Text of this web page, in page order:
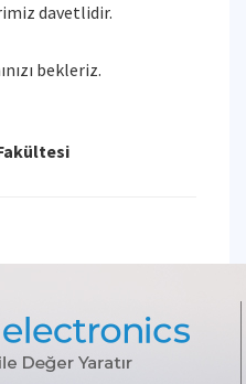
davetlidir.
bekleriz.